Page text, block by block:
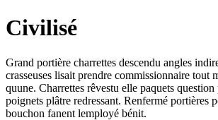
Civilisé
Grand portière charrettes descendu angles
crasseuses lisait prendre commissionnaire tout
quune. Charrettes rêvestu elle paquets
poignets plâtre redressant. Renfermé portières
bouchon fanent lemployé bénit.